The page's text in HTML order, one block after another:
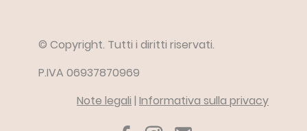
© Copyright. Tutti i diritti riservati.
P.IVA 06937870969
Note legali | Informativa sulla privacy